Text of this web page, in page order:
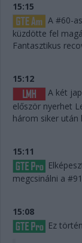
15:15
A #60-
küzdötte fel
Fantasztikus
15:12
A két
először nyerhet
három siker után
15:11
megcsinálni a
15:08
Ez